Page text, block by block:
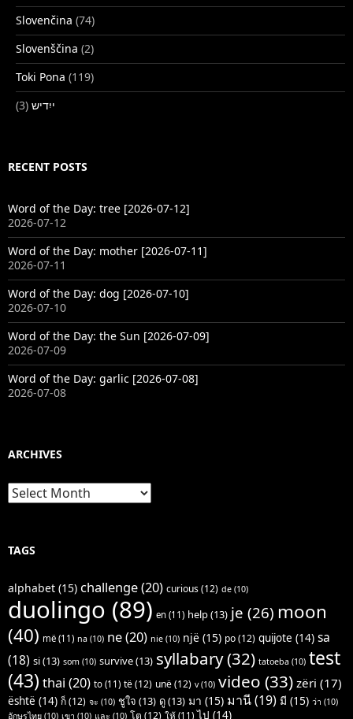
Slovenčina (74)
Slovenščina (2)
Toki Pona (119)
ייִדיש (3)
RECENT POSTS
Word of the Day: tree [2026-07-12]
2026-07-12
Word of the Day: mother [2026-07-11]
2026-07-11
Word of the Day: dog [2026-07-10]
2026-07-10
Word of the Day: the Sun [2026-07-09]
2026-07-09
Word of the Day: garlic [2026-07-08]
2026-07-08
ARCHIVES
Archives
TAGS
alphabet (15) challenge(20) curious(12) de (10)
duolingo (89) en (11) help(13) je (26) moon
(40) më (11) na (10) ne(20) nie (10) një (15) po(12) quijote (14) sa
(18) si(13) som (10) survive(13) syllabary(32) tatoeba (10) test
(43) thai (20) to (11) të(12) unë(12) v(10) video (33) zëri (17)
është (14) ก็(12) จะ (10) ชูใจ (13) ดู(13) มา (15) มานี(19) มี (15) ว่า (10)
อักษรไทย (10) เขา (10) และ (10) โต (12) ให้ (11) ไป (14)